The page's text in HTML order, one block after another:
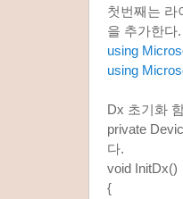
첫번째는 라
을 추가한다.
using
using
Dx 초기화
private
다.
void InitDx()
{